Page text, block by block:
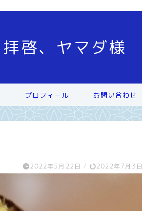
拝啓、ヤマダ様
プロフィール お問い合わせ
2022年5月22日 / 2022年7月3日